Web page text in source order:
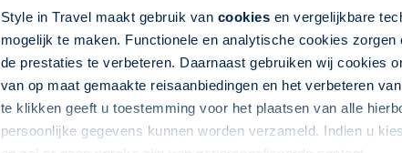
Style in Travel maakt gebruik van cookies en vergelijkbare
mogelijk te maken. Functionele en analytische cookies
de prestaties te verbeteren. Daarnaast gebruiken wij cookies
van op maat gemaakte reisaanbiedingen en het verbeteren
te klikken geeft u toestemming voor het plaatsen van alle
persoonlijke gegevens kunnen worden verzameld. Indien u
langer
Fly-Drives Familiereizen Rondreizen
Reis voor het hele gezin
Rustig reistempo